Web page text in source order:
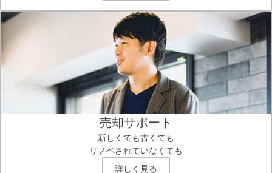
売却サポート
新しくても古くても
リノベされていなくても
詳しく見る